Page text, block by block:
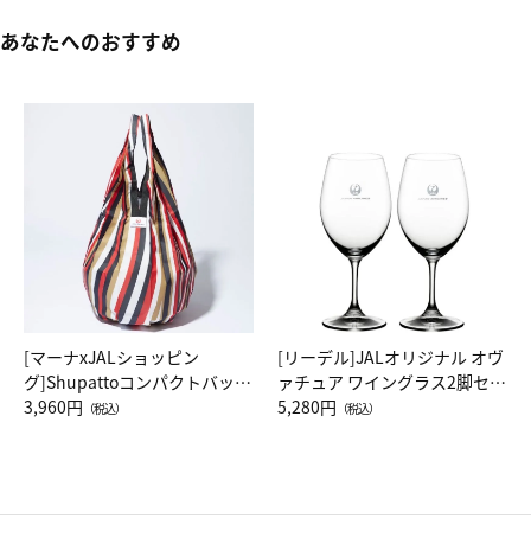
あなたへのおすすめ
[マーナxJALショッピン
グ]Shupattoコンパクトバッグ
Drop JAL客室乗務員（LC）ス
3,960円 （税込）
[リーデル]JALオリジナル オヴ
ァチュア ワイングラス2脚セッ
ト（レッドワイン）
5,280円 （税込）